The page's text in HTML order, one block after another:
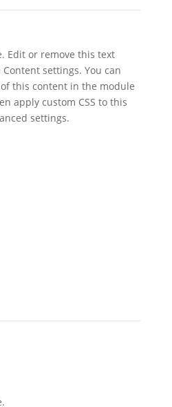
Edit or remove this text
settings. You can
this content in the module
apply custom CSS to this
settings.